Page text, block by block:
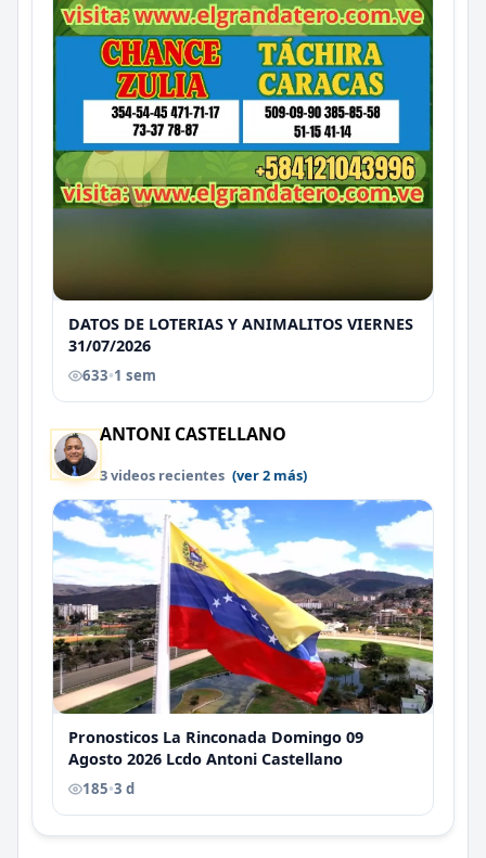
DATOS DE LOTERIAS Y ANIMALITOS VIERNES
31/07/2026
633•1 sem
ANTONI CASTELLANO
3 videos recientes (ver 2 más)
Pronosticos La Rinconada Domingo 09
Agosto 2026 Lcdo Antoni Castellano
185•3 d